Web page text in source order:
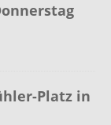
Platz in